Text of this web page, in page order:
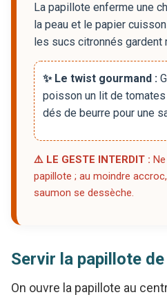
La papillote enferme une
la peau et le papier
les sucs citronnés gardent
✨ Le twist gourmand :
poisson un lit de
dés de beurre pour une
⚠️ LE GESTE INTERDIT :
papillote ; au moindre
saumon se dessèche.
Servir la papillote
On ouvre la papillote au